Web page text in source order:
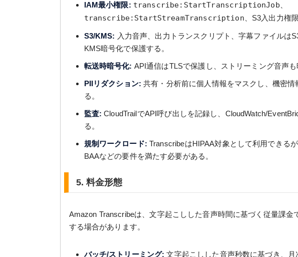
IAM最小権限: transcribe:StartTranscriptionJob
transcribe:StartStreamTranscription 、S3入出力権
S3/KMS: 入力音声、出力トランスクリプト、字幕ファイルは
KMS暗号化で保護する。
転送時暗号化: API通信はTLSで保護し、ストリーミング音声
PIIリダクション: 共有・分析前に個人情報をマスクし、機密情
る。
監査: CloudTrailでAPI呼び出しを記録し、CloudWatch/
る。
規制ワークロード: TranscribeはHIPAA対象として利用できる
BAAなどの要件を満たす必要がある。
5. 料金形態
Amazon Transcribeは、文字起こしした音声時間に基づく従量課金
する場合があります。
バッチ/ストリーミング: 文字起こしした音声秒数に基づき、月